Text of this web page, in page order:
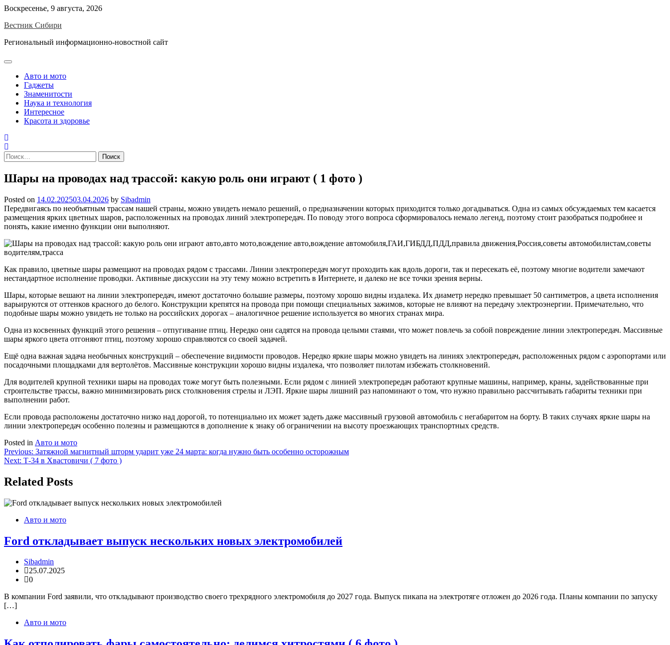
Skip
content
Воскресенье, 9 августа, 2026
Вестник Сибири
Региональный информационно-новостной сайт
Авто и мото
Гаджеты
Знаменитости
Наука и технология
Интересное
Красота и здоровье
Найти:
Шары на проводах над трассой: какую роль они играют ( 1 фото )
Posted on 14.02.202503.04.2026 by Sibadmin
Передвигаясь по необъятным трассам нашей страны, можно увидеть немало решений, о предназначении которых приходится только догадываться. Одна из самых обсуждаемых тем касается
размещения ярких цветных шаров, расположенных на проводах линий электропередач. По поводу этого вопроса сформировалось немало легенд, поэтому стоит разобраться подробнее и
понять, какие именно функции они выполняют.
Как правило, цветные шары размещают на проводах рядом с трассами. Линии электропередач могут проходить как вдоль дороги, так и пересекать её, поэтому многие водители замечают
нестандартное исполнение проводки. Активные дискуссии на эту тему можно встретить в Интернете, и далеко не все точки зрения верны.
Шары, которые вешают на линии электропередач, имеют достаточно большие размеры, поэтому хорошо видны издалека. Их диаметр нередко превышает 50 сантиметров, а цвета исполнения
варьируются от оттенков красного до белого. Конструкции крепятся на провода при помощи специальных зажимов, которые не влияют на передачу электроэнергии. Примечательно, что
подобные шары можно увидеть не только на российских дорогах – аналогичное решение используется во многих странах мира.
Одна из косвенных функций этого решения – отпугивание птиц. Нередко они садятся на провода целыми стаями, что может повлечь за собой повреждение линии электропередач. Массивные
шары яркого цвета отгоняют птиц, поэтому хорошо справляются со своей задачей.
Ещё одна важная задача необычных конструкций – обеспечение видимости проводов. Нередко яркие шары можно увидеть на линиях электропередач, расположенных рядом с аэропортами или
посадочными площадками для вертолётов. Массивные конструкции хорошо видны издалека, что позволяет пилотам избежать столкновений.
Для водителей крупной техники шары на проводах тоже могут быть полезными. Если рядом с линией электропередач работают крупные машины, например, краны, задействованные при
строительстве трассы, важно минимизировать риск столкновения стрелы и ЛЭП. Яркие шары лишний раз напоминают о том, что нужно правильно рассчитывать габариты техники при
выполнении работ.
Если провода расположены достаточно низко над дорогой, то потенциально их может задеть даже массивный грузовой автомобиль с негабаритом на борту. В таких случаях яркие шары на
линии электропередач особенно полезны и размещаются в дополнение к знаку об ограничении на высоту проезжающих транспортных средств.
Posted in Авто и мото
Навигация
по
записям
Previous: Затяжной магнитный шторм ударит уже 24 марта: когда нужно быть особенно осторожным
Next: Т-34 в Хвастовичи ( 7 фото )
Related Posts
Авто и мото
Ford откладывает выпуск нескольких новых электромобилей
Sibadmin
25.07.2025
0
В компании Ford заявили, что откладывают производство своего трехрядного электромобиля до 2027 года. Выпуск пикапа на электротяге отложен до 2026 года. Планы компании по запуску
[…]
Авто и мото